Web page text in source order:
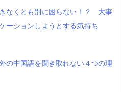
なくとも別に困らない！？ 大事
ーションしようとする気持ち
の中国語を聞き取れない４つの理